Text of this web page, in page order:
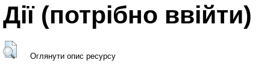
Дії ​​(потрібно ввійти)
Оглянути опис ресурсу